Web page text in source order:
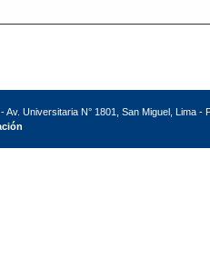
Av. Universitaria N° 1801, San Miguel, Lima -